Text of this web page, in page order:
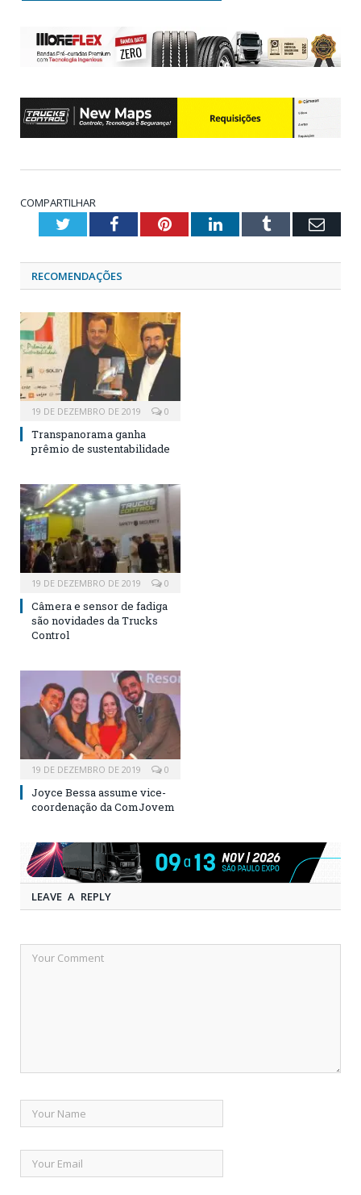
COMPARTILHAR
TwitterFacebookPinterestLinkedInTumblr
RECOMENDAÇÕES
19 DE DEZEMBRO DE 2019 0
Transpanorama ganha
prêmio de sustentabilidade
19 DE DEZEMBRO DE 2019 0
Câmera e sensor de fadiga
são novidades da Trucks
Control
19 DE DEZEMBRO DE 2019 0
Joyce Bessa assume vice-
coordenação da ComJovem
LEAVE A REPLY